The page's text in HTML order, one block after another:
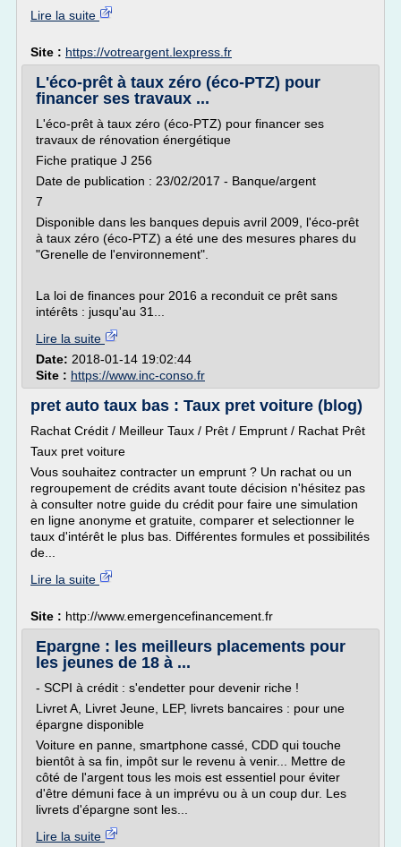
Lire la suite
Site : https://votreargent.lexpress.fr
L'éco-prêt à taux zéro (éco-PTZ) pour
financer ses travaux ...
L'éco-prêt à taux zéro (éco-PTZ) pour financer ses
travaux de rénovation énergétique
Fiche pratique J 256
Date de publication : 23/02/2017 - Banque/argent
7
Disponible dans les banques depuis avril 2009, l'éco-prêt
à taux zéro (éco-PTZ) a été une des mesures phares du
"Grenelle de l'environnement".
La loi de finances pour 2016 a reconduit ce prêt sans
intérêts : jusqu'au 31...
Lire la suite
Date: 2018-01-14 19:02:44
Site : https://www.inc-conso.fr
pret auto taux bas : Taux pret voiture (blog)
Rachat Crédit / Meilleur Taux / Prêt / Emprunt / Rachat Prêt
Taux pret voiture
Vous souhaitez contracter un emprunt ? Un rachat ou un
regroupement de crédits avant toute décision n'hésitez pas
à consulter notre guide du crédit pour faire une simulation
en ligne anonyme et gratuite, comparer et selectionner le
taux d'intérêt le plus bas. Différentes formules et possibilités
de...
Lire la suite
Site : http://www.emergencefinancement.fr
Epargne : les meilleurs placements pour
les jeunes de 18 à ...
- SCPI à crédit : s'endetter pour devenir riche !
Livret A, Livret Jeune, LEP, livrets bancaires : pour une
épargne disponible
Voiture en panne, smartphone cassé, CDD qui touche
bientôt à sa fin, impôt sur le revenu à venir... Mettre de
côté de l'argent tous les mois est essentiel pour éviter
d'être démuni face à un imprévu ou à un coup dur. Les
livrets d'épargne sont les...
Lire la suite